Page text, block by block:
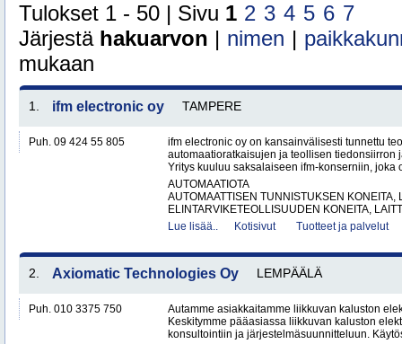
Tulokset 1 - 50 | Sivu 1 2 3 4 5 6 7
Järjestä hakuarvon | nimen |
mukaan
1. ifm electronic oy TAMPERE
Puh. 09 424 55 805
ifm electronic oy on kansainvälisesti tunnettu
automaatioratkaisujen ja teollisen tiedonsiirron
Yritys kuuluu saksalaiseen ifm-konserniin, joka
AUTOMAATIOTA
AUTOMAATTISEN TUNNISTUKSEN KONEITA,
ELINTARVIKETEOLLISUUDEN KONEITA,
Lue lisää..
Kotisivut Tuotteet ja palvelut
2. Axiomatic Technologies Oy LEMPÄÄLÄ
Puh. 010 3375 750
Autamme asiakkaitamme liikkuvan kaluston
Keskitymme pääasiassa liikkuvan kaluston
konsultointiin ja järjestelmäsuunnitteluun.